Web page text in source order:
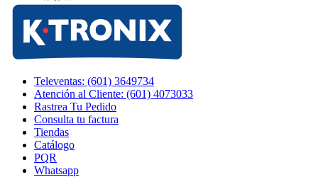
Televentas: (601) 3649734
Atención al Cliente: (601) 4073033
Rastrea Tu Pedido
Consulta tu factura
Tiendas
Catálogo
PQR
Whatsapp